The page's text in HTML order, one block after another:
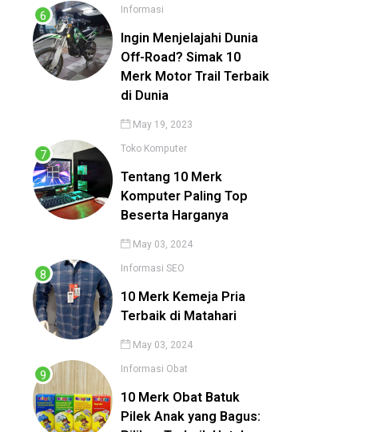
Informasi
Ingin Menjelajahi Dunia
Off-Road? Simak 10
Merk Motor Trail Terbaik
di Dunia
May 19, 2023
Toko Komputer
Tentang 10 Merk
Komputer Paling Top
Beserta Harganya
May 03, 2024
Informasi SEO
10 Merk Kemeja Pria
Terbaik di Matahari
May 03, 2024
Informasi Obat
10 Merk Obat Batuk
Pilek Anak yang Bagus: